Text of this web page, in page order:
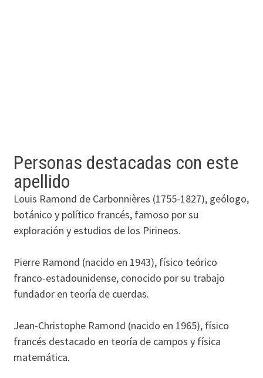
Personas destacadas con este
apellido
Louis Ramond de Carbonnières (1755-1827), geólogo,
botánico y político francés, famoso por su
exploración y estudios de los Pirineos.
Pierre Ramond (nacido en 1943), físico teórico
franco-estadounidense, conocido por su trabajo
fundador en teoría de cuerdas.
Jean-Christophe Ramond (nacido en 1965), físico
francés destacado en teoría de campos y física
matemática.